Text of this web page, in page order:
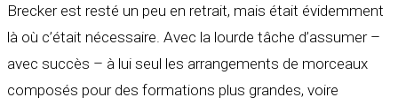
Brecker est resté un peu en retrait, mais était évidemment
là où c’était nécessaire. Avec la lourde tâche d’assumer –
avec succès – à lui seul les arrangements de morceaux
composés pour des formations plus grandes, voire